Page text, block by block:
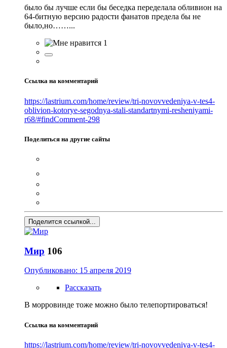
было бы лучше если бы беседка переделала обливион на
64-битную версию радости фанатов предела бы не
было,но……...
1
Ссылка на комментарий
https://lastrium.com/home/review/tri-novovvedeniya-v-tes4-
oblivion-kotorye-segodnya-stali-standartnymi-resheniyami-
r68/#findComment-298
Поделиться на другие сайты
Поделится ссылкой...
Мир 106
Опубликовано: 15 апреля 2019
Рассказать
В морровинде тоже можно было телепортироваться!
Ссылка на комментарий
https://lastrium.com/home/review/tri-novovvedeniya-v-tes4-